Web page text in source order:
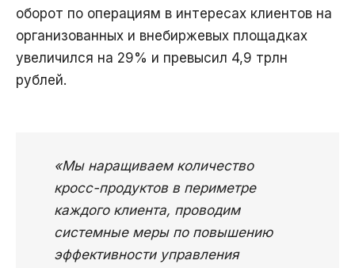
оборот по операциям в интересах клиентов на
организованных и внебиржевых площадках
увеличился на 29% и превысил 4,9 трлн
рублей.
«Мы наращиваем количество
кросс-продуктов в периметре
каждого клиента, проводим
системные меры по повышению
эффективности управления